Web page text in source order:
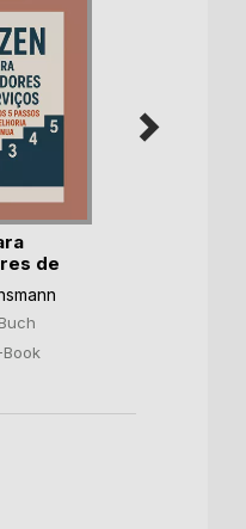
de
Buch
Book